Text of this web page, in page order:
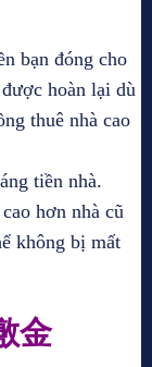
bạn đóng cho
hoàn lại dù
thuê nhà cao
tiền nhà.
hơn nhà cũ
không bị mất
金